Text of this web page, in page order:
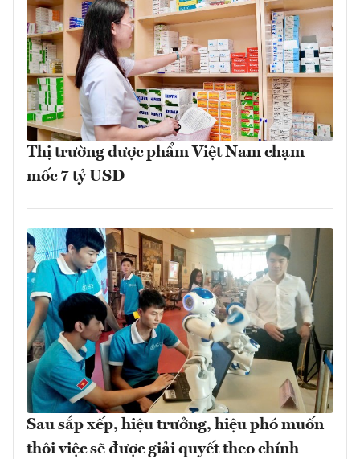
Thị trường dược phẩm Việt Nam chạm
mốc 7 tỷ USD
Sau sắp xếp, hiệu trưởng, hiệu phó muốn
thôi việc sẽ được giải quyết theo chính